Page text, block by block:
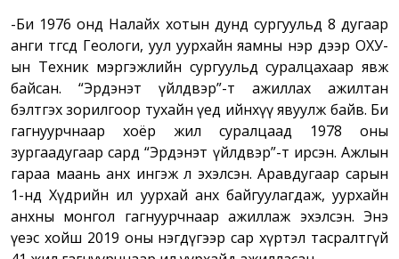
-Би 1976 онд Налайх хотын дунд сургуульд 8 дугаар
анги төгсөөд Геологи, уул уурхайн яамны нэр дээр ОХУ-
ын Техник мэргэжлийн сургуульд суралцахаар явж
байсан. “Эрдэнэт үйлдвэр”-т ажиллах ажилтан
бэлтгэх зорилгоор тухайн үед ийнхүү явуулж байв. Би
гагнуурчнаар хоёр жил суралцаад 1978 оны
зургаадугаар сард “Эрдэнэт үйлдвэр”-т ирсэн. Ажлын
гараа маань анх ингэж л эхэлсэн. Аравдугаар сарын
1-нд Хүдрийн ил уурхай анх байгуулагдаж, уурхайн
анхны монгол гагнуурчнаар ажиллаж эхэлсэн. Энэ
үеэс хойш 2019 оны нэгдүгээр сар хүртэл тасралтгүй